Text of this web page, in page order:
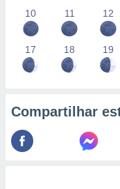
10 11 12
17 18 19
Compartilhar